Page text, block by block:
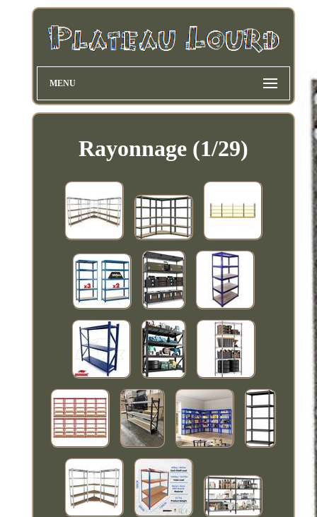
MENU
Rayonnage (1/29)